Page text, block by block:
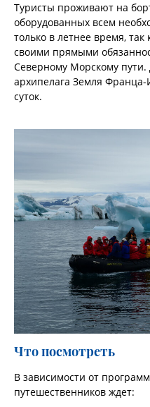
Туристы проживают на
оборудованных всем
только в летнее время, так
своими прямыми
Северному Морскому
архипелага Земля
суток.
Что посмотреть
В зависимости от
путешественников ждет: